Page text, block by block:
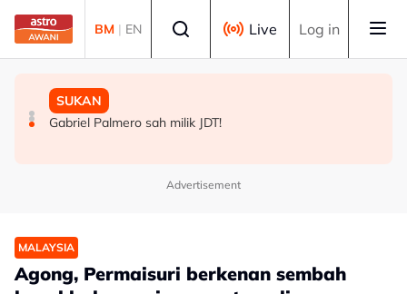
Skip to main content
BM | EN Live Log in
DUNIA
Korea Selatan: Kes penyakit berkaitan haba meningkat
MALAYSIA
TMJ terima menghadap pemilik bersama Chelsea FC
SUKAN
Gabriel Palmero sah milik JDT!
Advertisement
MALAYSIA
Agong, Permaisuri berkenan sembah